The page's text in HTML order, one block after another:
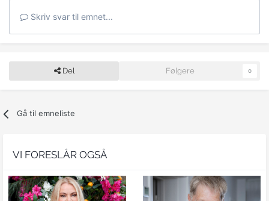
Skriv svar til emnet...
Del Følgere 0
Gå til emneliste
VI FORESLÅR OGSÅ